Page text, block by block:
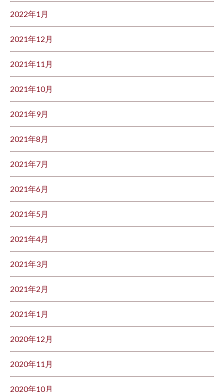
2022年1月
2021年12月
2021年11月
2021年10月
2021年9月
2021年8月
2021年7月
2021年6月
2021年5月
2021年4月
2021年3月
2021年2月
2021年1月
2020年12月
2020年11月
2020年10月